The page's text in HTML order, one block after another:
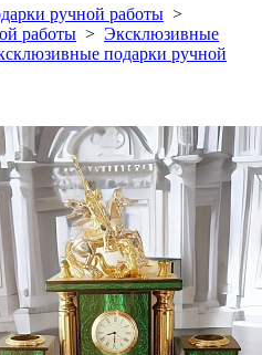
ручной работы >
работы > Эксклюзивные
подарки ручной